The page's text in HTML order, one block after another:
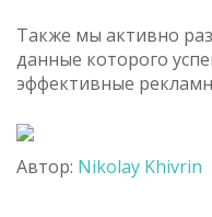
Также мы активно
данные которого
эффективные
Автор: Nikolay Khivrin